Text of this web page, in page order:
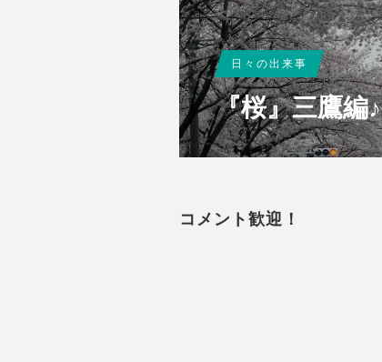
日々の出来事
『桜』三鷹編♪
コメント歓迎！